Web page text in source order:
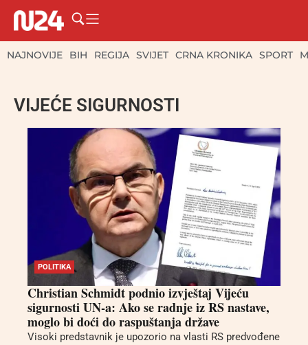
NAJNOVIJE BIH REGIJA SVIJET CRNA KRONIKA SPORT
VIJEĆE SIGURNOSTI
POLITIKA
Christian Schmidt podnio izvještaj Vijeću
sigurnosti UN-a: Ako se radnje iz RS nastave,
moglo bi doći do raspuštanja države
Visoki predstavnik je upozorio na vlasti RS predvođene